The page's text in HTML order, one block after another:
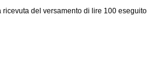
del versamento di lire 100